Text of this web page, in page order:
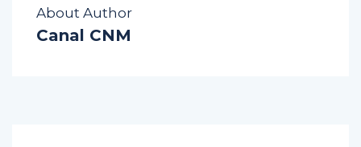
About Author
Canal CNM